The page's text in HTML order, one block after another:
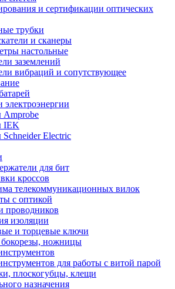
и сертификации оптических
трубки
и сканеры
настольные
заземлений
вибраций и сопутствующее
электроэнергии
IEK
Electric
для бит
кроссов
телекоммуникационных вилок
с оптикой
проводников
изоляции
и торцевые ключи
бокорезы, ножницы
для работы с витой парой
плоскогубцы, клещи
назначения